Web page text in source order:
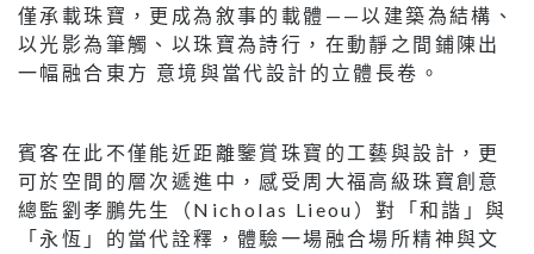
僅承載珠寶，更成為敘事的載體——以建築為結構、
以光影為筆觸、以珠寶為詩行，在動靜之間鋪陳出
一幅融合東方 意境與當代設計的立體長卷。
賓客在此不僅能近距離鑒賞珠寶的工藝與設計，更
可於空間的層次遞進中，感受周大福高級珠寶創意
總監劉孝鵬先生（Nicholas Lieou）對「和諧」與
「永恆」的當代詮釋，體驗一場融合場所精神與文